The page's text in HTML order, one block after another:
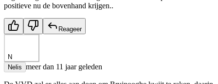
positieve nu de bovenhand krijgen..
Reageer
N
Nelis meer dan 11 jaar geleden